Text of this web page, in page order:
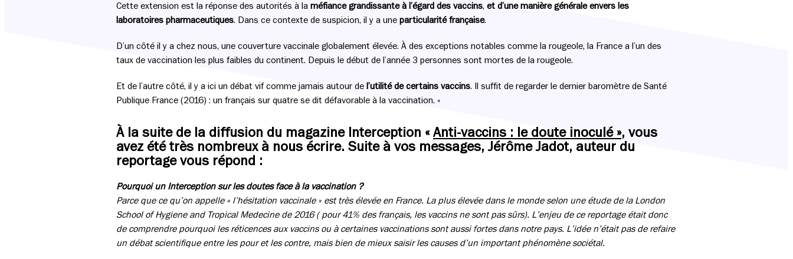
Cette extension est la réponse des autorités à la méfiance grandissante à l’égard des vaccins, et d’une manière générale envers les
laboratoires pharmaceutiques. Dans ce contexte de suspicion, il y a une particularité française.
D’un côté il y a chez nous, une couverture vaccinale globalement élevée. À des exceptions notables comme la rougeole, la France a l’un des
taux de vaccination les plus faibles du continent. Depuis le début de l’année 3 personnes sont mortes de la rougeole.
Et de l’autre côté, il y a ici un débat vif comme jamais autour de l’utilité de certains vaccins. Il suffit de regarder le dernier baromètre de Santé
Publique France (2016) : un français sur quatre se dit défavorable à la vaccination. »
À la suite de la diffusion du magazine Interception « Anti-vaccins : le doute inoculé », vous
avez été très nombreux à nous écrire. Suite à vos messages, Jérôme Jadot, auteur du
reportage vous répond :
Pourquoi un Interception sur les doutes face à la vaccination ?
Parce que ce qu’on appelle « l’hésitation vaccinale » est très élevée en France. La plus élevée dans le monde selon une étude de la London
School of Hygiene and Tropical Medecine de 2016 ( pour 41% des français, les vaccins ne sont pas sûrs). L’enjeu de ce reportage était donc
de comprendre pourquoi les réticences aux vaccins ou à certaines vaccinations sont aussi fortes dans notre pays. L’idée n’était pas de refaire
un débat scientifique entre les pour et les contre, mais bien de mieux saisir les causes d’un important phénomène sociétal.